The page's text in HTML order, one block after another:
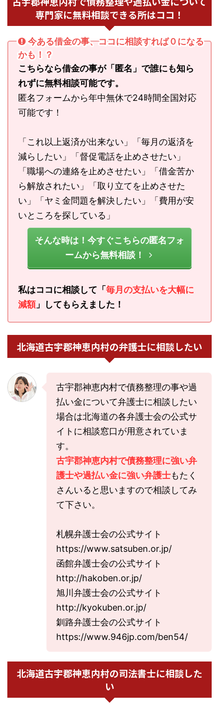
専門家に無料相談できる所はココ！
今ある借金の事、ココに相談すれば０になる
かも！？
こちらなら借金の事が「匿名」で誰にも知ら
れずに無料相談可能です。
匿名フォームから年中無休で24時間全国対応
可能です！
「これ以上返済が出来ない」「毎月の返済を
減らしたい」「督促電話を止めさせたい」
「職場への連絡を止めさせたい」「借金苦か
ら解放されたい」「取り立てを止めさせた
い」「ヤミ金問題を解決したい」「費用が安
いところを探している」
そんな時は！今すぐこちらの匿名フォ
ームから無料相談！
私はココに相談して「 毎月の支払いを大幅に
減額」してもらえました！
北海道古宇郡神恵内村の弁護士に相談したい
古宇郡神恵内村で債務整理の事や過
払い金について弁護士に相談したい
場合は北海道の各弁護士会の公式サ
イトに相談窓口が用意されていま
す。
古宇郡神恵内村で債務整理に強い弁
護士や過払い金に強い弁護士もたく
さんいると思いますので相談してみ
て下さい。
札幌弁護士会の公式サイト
https://www.satsuben.or.jp/
函館弁護士会の公式サイト
http://hakoben.or.jp/
旭川弁護士会の公式サイト
http://kyokuben.or.jp/
釧路弁護士会の公式サイト
https://www.946jp.com/ben54/
北海道古宇郡神恵内村の司法書士に相談した
い